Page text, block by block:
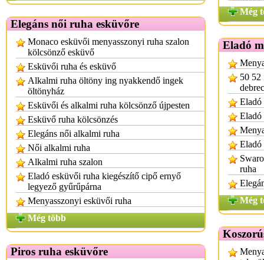
Elegáns női ruha esküvőre
Monaco esküvői menyasszonyi ruha szalon
kölcsönző esküvő
Esküvői ruha és esküvő
Alkalmi ruha öltöny ing nyakkendő ingek
öltönyház
Esküvői és alkalmi ruha kölcsönző újpesten
Esküvő ruha kölcsönzés
Elegáns női alkalmi ruha
Női alkalmi ruha
Alkalmi ruha szalon
Eladó esküvői ruha kiegészítő cipő ernyő
legyező gyűrűpárna
Menyasszonyi esküvői ruha
Még több
Piros ruha esküvőre
Még
Eladó
50 52
Eladó
Eladó
Eladó
ruha
Még